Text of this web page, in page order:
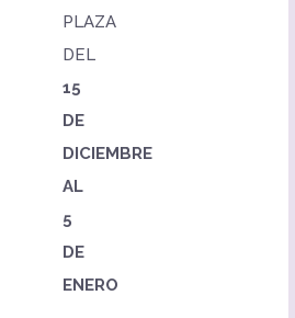
PLAZA
DEL
15
DE
DICIEMBRE
AL
5
DE
ENERO